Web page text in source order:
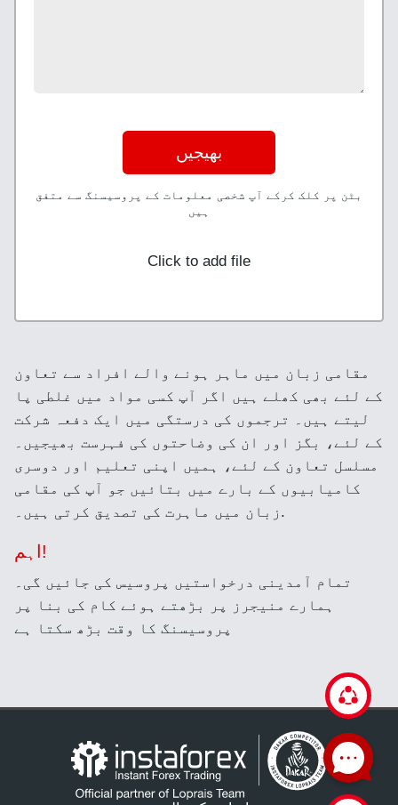
بھیجیں
بٹن پر کلک کرکے آپ شخصی معلومات کے پروسیسنگ سے متفق
ہیں
Click to add file
مقامی زبان میں ماہر ہونے والے افراد سے تعاون
کے لئے بھی کھلے ہیں اگر آپ کسی مواد میں غلطی پا
لیتے ہیں۔ ترجموں کی درستگی میں ایک دفعہ شرکت
کے لئے، بگز اور ان کی وضاحتوں کی فہرست بھیجیں۔
مسلسل تعاون کے لئے، ہمیں اپنی تعلیم اور دوسری
کامیابیوں کے بارے میں بتائیں جو آپ کی مقامی
زبان میں ماہرت کی تصدیق کرتی ہیں۔.
اہم!
تمام آمدینی درخواستیں پروسیس کی جائیں گی۔
ہمارے منیجرز پر بڑھتے ہوئے کام کی بنا پر
پروسیسنگ کا وقت بڑھ سکتا ہے